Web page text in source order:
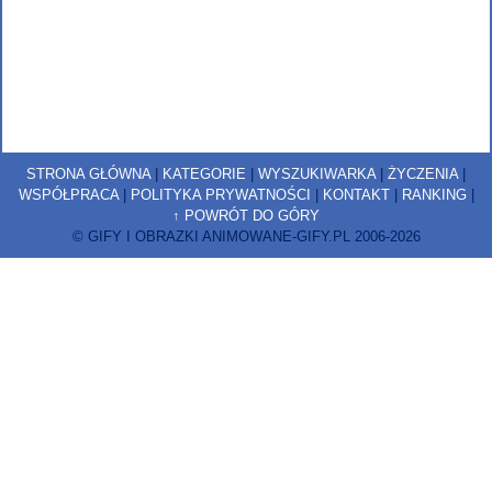
STRONA GŁÓWNA | KATEGORIE | WYSZUKIWARKA | ŻYCZENIA |
WSPÓŁPRACA| POLITYKA PRYWATNOŚCI | KONTAKT| RANKING|
↑ POWRÓT DO GÓRY
© GIFY I OBRAZKI ANIMOWANE-GIFY.PL 2006-2026